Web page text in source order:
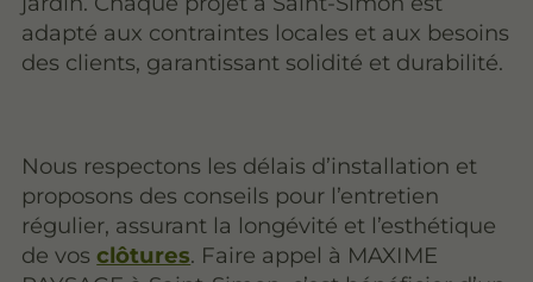
adapté aux contraintes locales et aux besoins
des clients, garantissant solidité et durabilité.
Nous respectons les délais d’installation et
proposons des conseils pour l’entretien
régulier, assurant la longévité et l’esthétique
de vosclôtures. Faire appel à MAXIME